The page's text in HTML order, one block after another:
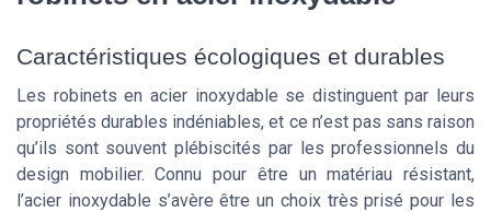
Caractéristiques écologiques et durables
Les robinets en acier inoxydable se distinguent par leurs
propriétés durables indéniables, et ce n’est pas sans raison
qu’ils sont souvent plébiscités par les professionnels du
design mobilier. Connu pour être un matériau résistant,
l’acier inoxydable s’avère être un choix très prisé pour les